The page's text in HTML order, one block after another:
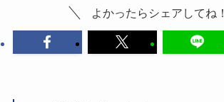
よかったらシェアしてね！